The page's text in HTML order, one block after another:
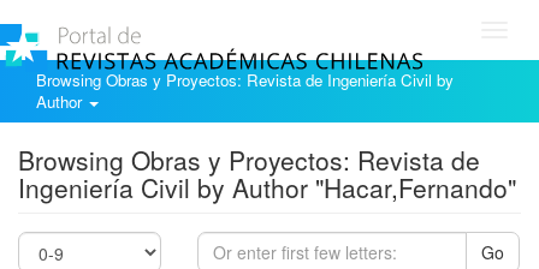
Browsing Obras y Proyectos: Revista de Ingeniería Civil by
Author
Browsing Obras y Proyectos: Revista de
Ingeniería Civil by Author "Hacar,Fernando"
Go